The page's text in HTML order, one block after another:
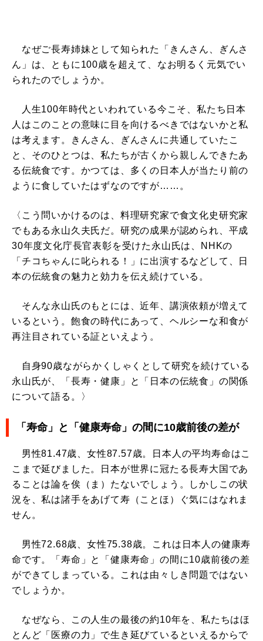
なぜご長寿姉妹として知られた「きんさん、ぎんさ
ん」は、ともに100歳を超えて、なお明るく元気でい
られたのでしょうか。
人生100年時代といわれている今こそ、私たち日本
人はこのことの意味に目を向けるべきではないかと私
は考えます。きんさん、ぎんさんに共通していたこ
と、そのひとつは、私たちが古くから親しんできたあ
る伝統食です。かつては、多くの日本人が当たり前の
ように食していたはずなのですが……。
〈こう問いかけるのは、料理研究家で食文化史研究家
でもある永山久夫氏だ。研究の成果が認められ、平成
30年度文化庁長官表彰を受けた永山氏は、NHKの
「チコちゃんに叱られる！」に出演するなどして、日
本の伝統食の魅力と効力を伝え続けている。
そんな永山氏のもとには、近年、講演依頼が増えて
いるという。飽食の時代にあって、ヘルシーな和食が
再注目されている証といえよう。
自身90歳ながらかくしゃくとして研究を続けている
永山氏が、「長寿・健康」と「日本の伝統食」の関係
について語る。〉
「寿命」と「健康寿命」の間に10歳前後の差が
男性81.47歳、女性87.57歳。日本人の平均寿命はこ
こまで延びました。日本が世界に冠たる長寿大国であ
ることは論を俟（ま）たないでしょう。しかしこの状
況を、私は諸手をあげて寿（ことほ）ぐ気にはなれま
せん。
男性72.68歳、女性75.38歳。これは日本人の健康寿
命です。「寿命」と「健康寿命」の間に10歳前後の差
ができてしまっている。これは由々しき問題ではない
でしょうか。
なぜなら、この人生の最後の約10年を、私たちはほ
とんど「医療の力」で生き延びているといえるからで